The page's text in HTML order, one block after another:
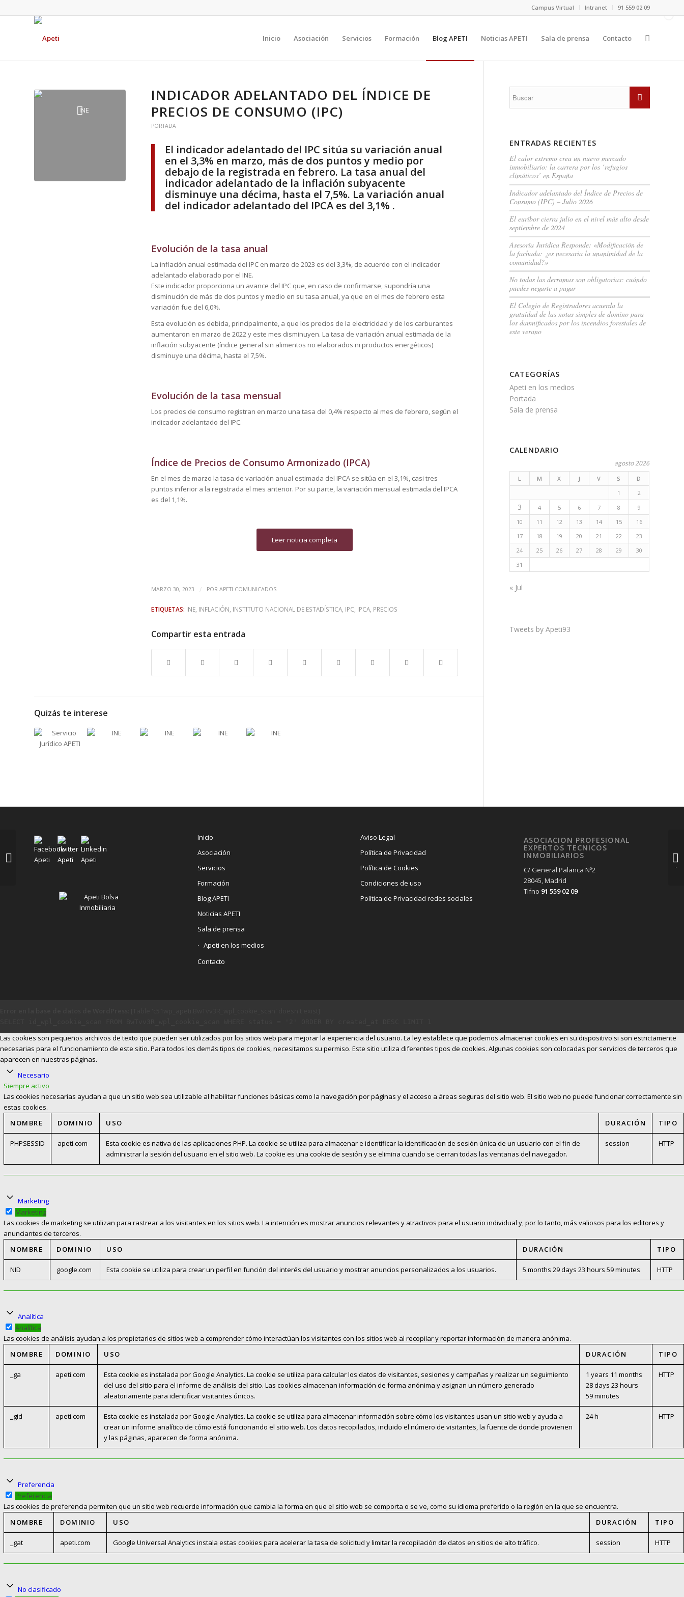
Campus Virtual Intranet 91 559 02 09
Inicio Asociación Servicios Formación Blog APETI Noticias APETI Sala de prensa Contacto
INDICADOR ADELANTADO DEL ÍNDICE DE
PRECIOS DE CONSUMO (IPC)
PORTADA
El indicador adelantado del IPC sitúa su variación anual
en el 3,3% en marzo, más de dos puntos y medio por
debajo de la registrada en febrero. La tasa anual del
indicador adelantado de la inflación subyacente
disminuye una décima, hasta el 7,5%. La variación anual
del indicador adelantado del IPCA es del 3,1% .
Evolución de la tasa anual
La inflación anual estimada del IPC en marzo de 2023 es del 3,3%, de acuerdo con el indicador
adelantado elaborado por el INE.
Este indicador proporciona un avance del IPC que, en caso de confirmarse, supondría una
disminución de más de dos puntos y medio en su tasa anual, ya que en el mes de febrero esta
variación fue del 6,0%.
Esta evolución es debida, principalmente, a que los precios de la electricidad y de los carburantes
aumentaron en marzo de 2022 y este mes disminuyen. La tasa de variación anual estimada de la
inflación subyacente (índice general sin alimentos no elaborados ni productos energéticos)
disminuye una décima, hasta el 7,5%.
Evolución de la tasa mensual
Los precios de consumo registran en marzo una tasa del 0,4% respecto al mes de febrero, según el
indicador adelantado del IPC.
Índice de Precios de Consumo Armonizado (IPCA)
En el mes de marzo la tasa de variación anual estimada del IPCA se sitúa en el 3,1%, casi tres
puntos inferior a la registrada el mes anterior. Por su parte, la variación mensual estimada del IPCA
es del 1,1%.
Leer noticia completa
MARZO 30, 2023 / POR APETI COMUNICADOS
ETIQUETAS: INE INFLACIÓN INSTITUTO NACIONAL DE ESTADÍSTICA IPC IPCA PRECIOS
Compartir esta entrada
Quizás te interese
ENTRADAS RECIENTES
El calor extremo crea un nuevo mercado
inmobiliario: la carrera por los ‘refugios
climáticos’ en España
Indicador adelantado del Índice de Precios de
Consumo (IPC) – Julio 2026
El euríbor cierra julio en el nivel más alto desde
septiembre de 2024
Asesoría Jurídica Responde: «Modificación de
la fachada: ¿es necesaria la unanimidad de la
comunidad?»
No todas las derramas son obligatorias: cuándo
puedes negarte a pagar
El Colegio de Registradores acuerda la
gratuidad de las notas simples de domino para
los damnificados por los incendios forestales de
este verano
CATEGORÍAS
Apeti en los medios
Portada
Sala de prensa
CALENDARIO
agosto 2026
L M X J V S
D
1
2
3 4 5 6 7 8
9
10
11 12 13 14 15
16
17
18 19 20 21 22
23
24
25 26 27 28 29
30
31
« Jul
Tweets by Apeti93
Inicio
Asociación
Servicios
Formación
Blog APETI
Noticias APETI
Sala de prensa
Apeti en los medios
Contacto
Aviso Legal
Política de Privacidad
Política de Cookies
Condiciones de uso
Política de Privacidad redes sociales
ASOCIACION PROFESIONAL
EXPERTOS TECNICOS
INMOBILIARIOS
C/ General Palanca Nº2
28045, Madrid
Tlfno 91 559 02 09
Mercado de la
vivienda: las claves
imprescindibles para
Las cookies son pequeños archivos de texto que pueden ser utilizados por los sitios web para mejorar la experiencia del usuario. La ley establece que podemos almacenar cookies en su dispositivo si son estrictamente
necesarias para el funcionamiento de este sitio. Para todos los demás tipos de cookies, necesitamos su permiso. Este sitio utiliza diferentes tipos de cookies. Algunas cookies son colocadas por servicios de terceros que
aparecen en nuestras páginas.
Necesario
Siempre activo
Las cookies necesarias ayudan a que un sitio web sea utilizable al habilitar funciones básicas como la navegación por páginas y el acceso a áreas seguras del sitio web. El sitio web no puede funcionar correctamente sin
estas cookies.
NOMBRE
DOMINIO USO DURACIÓN TIPO
PHPSESSID apeti.com
Esta cookie es nativa de las aplicaciones PHP. La cookie se utiliza para almacenar e identificar la identificación de sesión única de un usuario con el fin de
administrar la sesión del usuario en el sitio web. La cookie es una cookie de sesión y se elimina cuando se cierran todas las ventanas del navegador.
session HTTP
Marketing
Marketing
Las cookies de marketing se utilizan para rastrear a los visitantes en los sitios web. La intención es mostrar anuncios relevantes y atractivos para el usuario individual y, por lo tanto, más valiosos para los editores y
anunciantes de terceros.
NOMBRE
DOMINIO USO DURACIÓN TIPO
NID google.com Esta cookie se utiliza para crear un perfil en función del interés del usuario y mostrar anuncios personalizados a los usuarios. 5 months 29 days 23 hours 59 minutes HTTP
Analítica
Analítica
Las cookies de análisis ayudan a los propietarios de sitios web a comprender cómo interactúan los visitantes con los sitios web al recopilar y reportar información de manera anónima.
NOMBRE
DOMINIO USO DURACIÓN TIPO
_ga apeti.com
Esta cookie es instalada por Google Analytics. La cookie se utiliza para calcular los datos de visitantes, sesiones y campañas y realizar un seguimiento
del uso del sitio para el informe de análisis del sitio. Las cookies almacenan información de forma anónima y asignan un número generado
aleatoriamente para identificar visitantes únicos.
1 years 11 months
28 days 23 hours
59 minutes
HTTP
_gid apeti.com
Esta cookie es instalada por Google Analytics. La cookie se utiliza para almacenar información sobre cómo los visitantes usan un sitio web y ayuda a
crear un informe analítico de cómo está funcionando el sitio web. Los datos recopilados, incluido el número de visitantes, la fuente de donde provienen
y las páginas, aparecen de forma anónima.
24 h HTTP
Preferencia
Preferencia
Las cookies de preferencia permiten que un sitio web recuerde información que cambia la forma en que el sitio web se comporta o se ve, como su idioma preferido o la región en la que se encuentra.
NOMBRE
DOMINIO USO DURACIÓN TIPO
_gat apeti.com Google Universal Analytics instala estas cookies para acelerar la tasa de solicitud y limitar la recopilación de datos en sitios de alto tráfico. session HTTP
No clasificado